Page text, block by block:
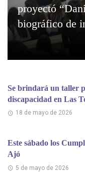
proyectó
biográfico de
Se brindará un taller
discapacidad en Las
18 de mayo de 2026
Este sábado los
Ajó
5 de mayo de 2026